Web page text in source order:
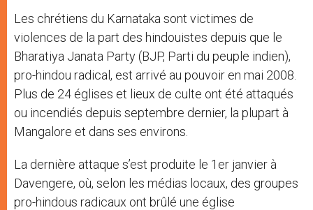
Les chrétiens du Karnataka sont victimes de
violences de la part des hindouistes depuis que le
Bharatiya Janata Party (BJP, Parti du peuple indien),
pro-hindou radical, est arrivé au pouvoir en mai 2008.
Plus de 24 églises et lieux de culte ont été attaqués
ou incendiés depuis septembre dernier, la plupart à
Mangalore et dans ses environs.
La dernière attaque s’est produite le 1er janvier à
Davengere, où, selon les médias locaux, des groupes
pro-hindous radicaux ont brûlé une église